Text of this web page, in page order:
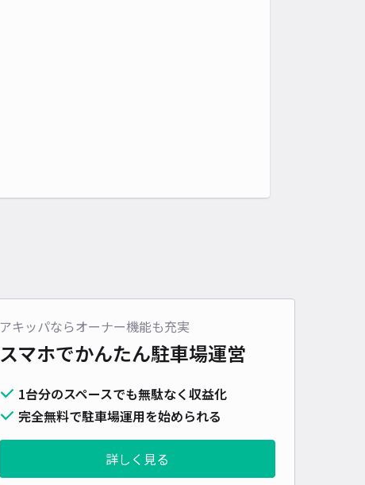
アキッパならオーナー機能も充実
スマホでかんたん駐車場運営
1台分のスペースでも無駄なく収益化
完全無料で駐車場運用を始められる
詳しく見る